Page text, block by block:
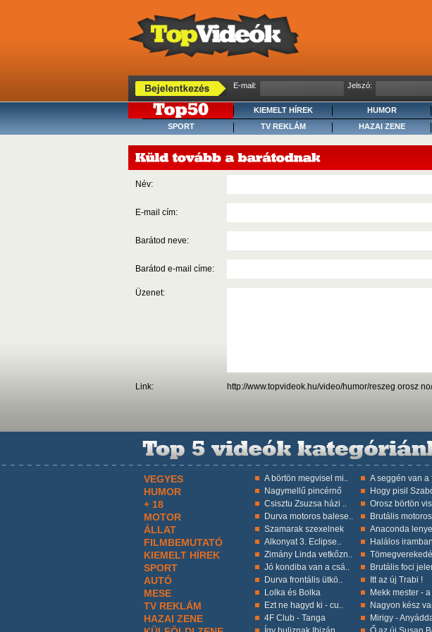
E-mail: Jelszó:
KIEMELT HÍREK HUMOR
SPORT
TV REKLÁM HAZAI ZENE
Név:
E-mail cím:
Barátod neve:
Barátod e-mail címe:
Üzenet:
Link: http://www.topvideok.hu/video/humor/reszeg orosz
VEGYES A börtön megvisel mi.. A seggén van a
HUMOR Nagymellű pincérnő Hogy pisil
+ 18 Csisztu Zsuzsa házi .. Orosz börtön
MOTOR Durva motoros balese.. Brutális
ÁLLAT Szamarak szexelnek Anaconda
FILMBEMUTATÓ Alkonyat 3. Eclipse.. Halálos
KIEMELT HÍREK Zimány Linda vetkőzn..
SPORT Jó kondiba van a csá.. Brutális foci
AUTÓ Durva frontális ütkö.. Itt az új Trabi !
MESE Lolka és Bolka Mekk mester -
TV REKLÁM Ezt ne hagyd ki - cu.. Nagyon kész
HAZAI ZENE 4F Club - Tanga Mirigy -